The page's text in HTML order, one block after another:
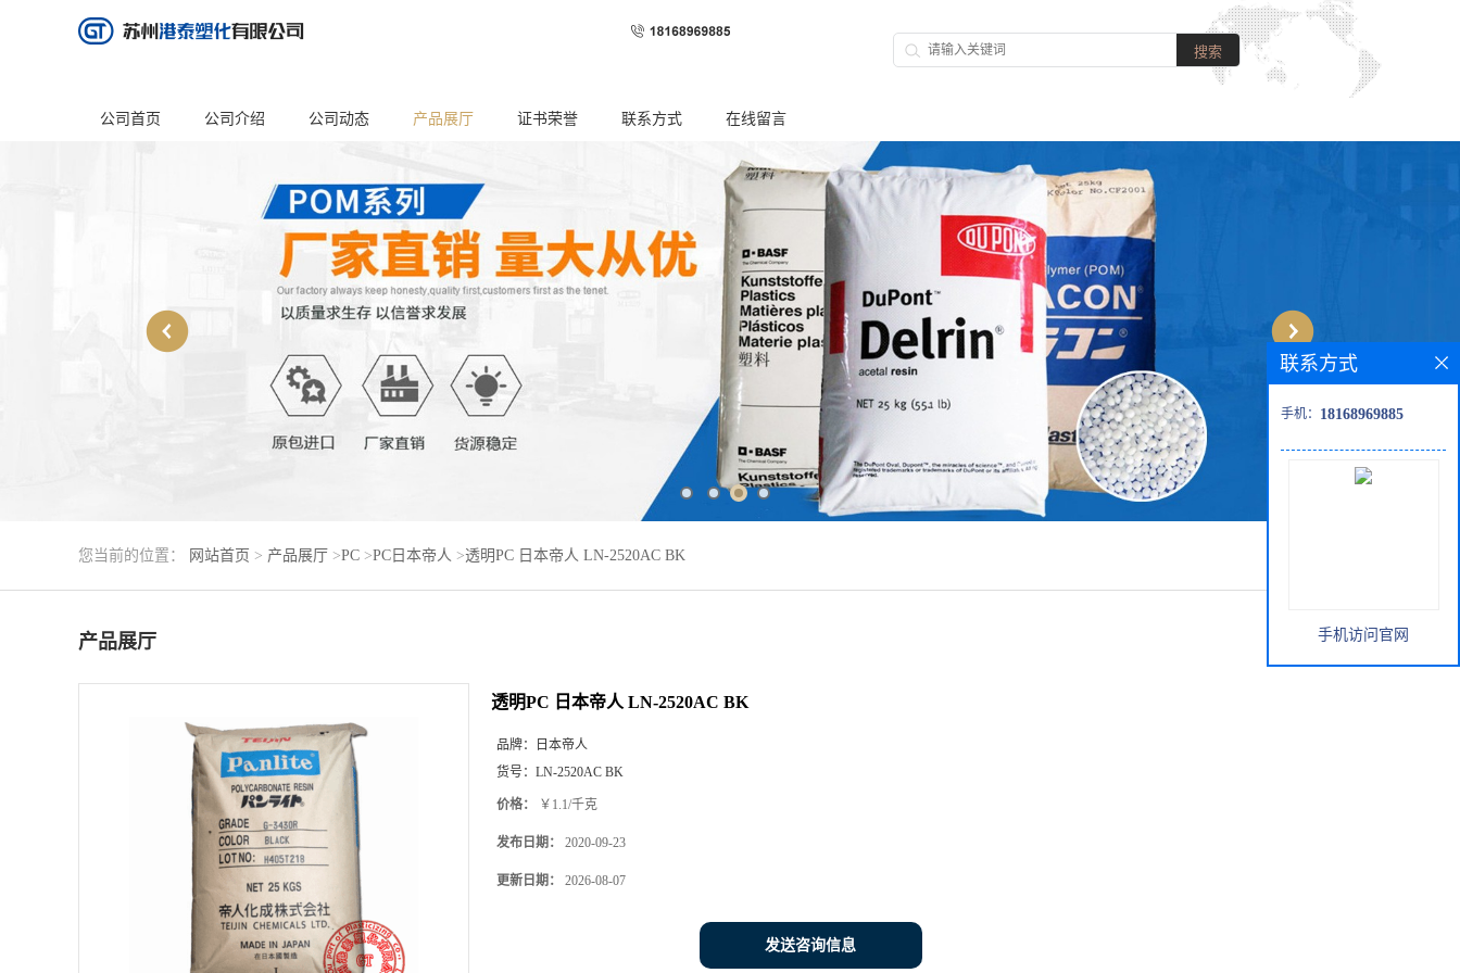
公司首页 公司介绍 公司动态 产品展厅 证书荣誉 联系方式 在线留言
您当前的位置： 网站首页 > 产品展厅 >PC >PC日本帝人 >透明PC 日本帝人 LN-2520AC BK
产品展厅
透明PC 日本帝人 LN-2520AC BK
品牌：
日本帝人
货号： LN-2520AC BK
价格： ￥1.1/千克
发布日期： 2020-09-23
更新日期： 2026-08-07
发送咨询信息
联系方式
手机： 18168969885
手机访问官网